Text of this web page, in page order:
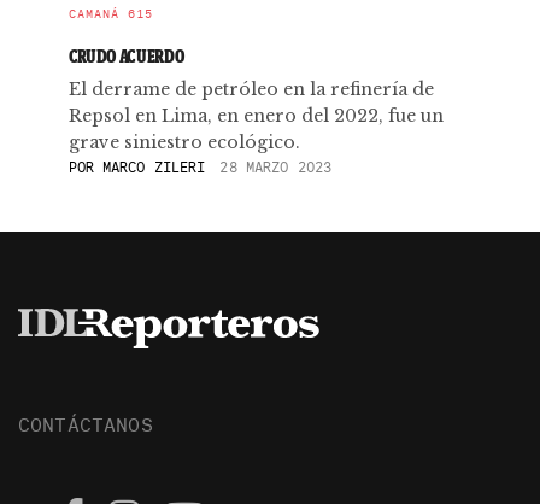
CAMANÁ 615
CRUDO ACUERDO
El derrame de petróleo en la refinería de
Repsol en Lima, en enero del 2022, fue un
grave siniestro ecológico.
PORMARCO ZILERI 28 MARZO 2023
CONTÁCTANOS